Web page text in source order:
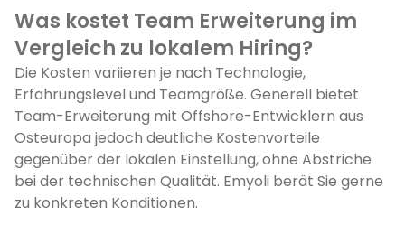
Was kostet Team Erweiterung im
Vergleich zu lokalem Hiring?
Die Kosten variieren je nach Technologie,
Erfahrungslevel und Teamgröße. Generell bietet
Team-Erweiterung mit Offshore-Entwicklern aus
Osteuropa jedoch deutliche Kostenvorteile
gegenüber der lokalen Einstellung, ohne Abstriche
bei der technischen Qualität. Emyoli berät Sie gerne
zu konkreten Konditionen.